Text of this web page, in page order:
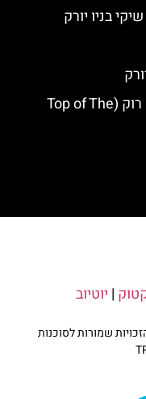
תצפית מרכז רוקפלר- טופ אוף דה רוק (Top of The
| יוטיוב
שמורות לסוכנות